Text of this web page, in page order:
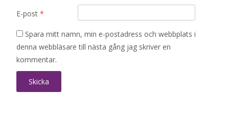
E-post *
Spara mitt namn, min e-postadress och webbplats i
denna webbläsare till nästa gång jag skriver en
kommentar.